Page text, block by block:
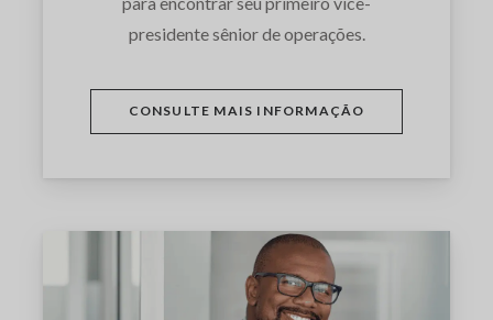
presidente sênior de operações.
CONSULTE MAIS INFORMAÇÃO